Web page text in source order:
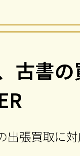
古書の
出張買取に